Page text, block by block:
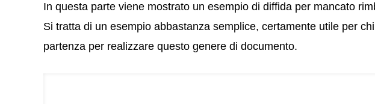
In questa parte viene mostrato un esempio di diffida per mancato
Si tratta di un esempio abbastanza semplice, certamente utile per
partenza per realizzare questo genere di documento.